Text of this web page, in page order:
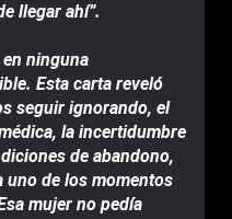
llegar ahí”.
en ninguna
Esta carta reveló
seguir ignorando, el
la incertidumbre
de abandono,
uno de los momentos
mujer no pedía